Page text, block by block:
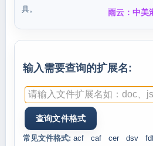
具。
雨云：中美
输入需要查询的扩展名:
常见文件格式: acf caf cer dsv